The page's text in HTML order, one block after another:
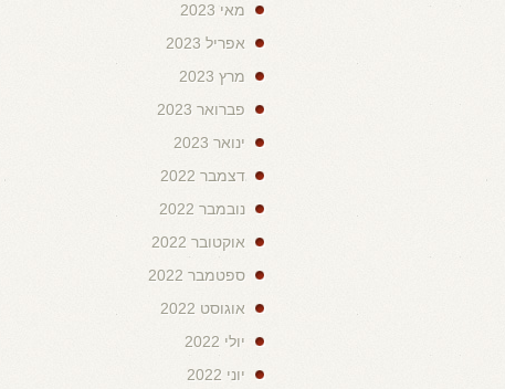
מאי 2023
אפריל 2023
מרץ 2023
פברואר 2023
ינואר 2023
דצמבר 2022
נובמבר 2022
אוקטובר 2022
ספטמבר 2022
אוגוסט 2022
יולי 2022
יוני 2022